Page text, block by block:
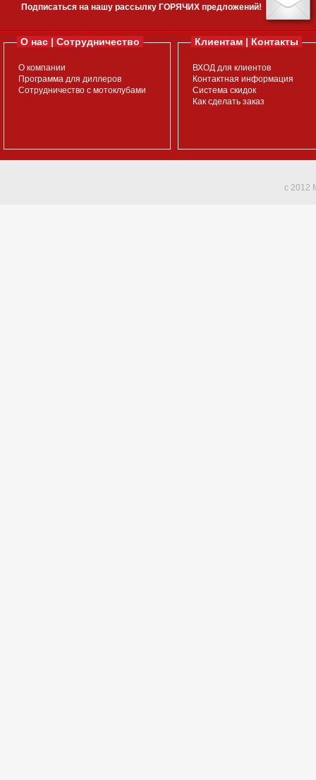
Подписаться на нашу рассылку ГОРЯЧИХ предложений!
О нас | Сотрудничество
О компании
Программа для диллеров
Сотрудничество с мотоклубами
Клиентам | Контакты
ВХОД для клиентов
Контактная информация
Система скидок
Как сделать заказ
c 2012